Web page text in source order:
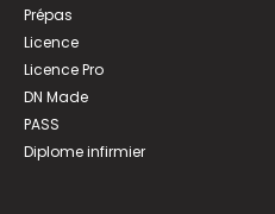
Prépas
Licence
Licence Pro
DN Made
PASS
Diplome infirmier